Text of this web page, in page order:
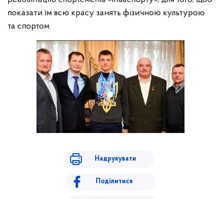
показати їм всю красу занять фізичною культурою
та спортом.
Надрукувати
Поділитися